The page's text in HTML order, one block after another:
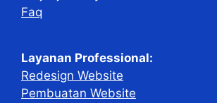
Faq
Layanan Professional:
Redesign Website
Pembuatan Website